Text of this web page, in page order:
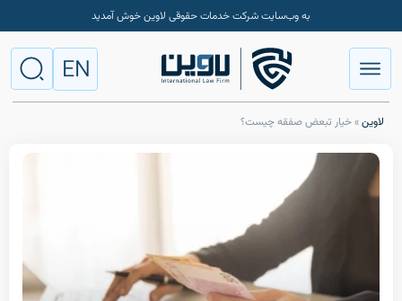
به وب‌سایت شرکت خدمات حقوقی لاوین خوش آمدید
تبعض صفقه چیست؟